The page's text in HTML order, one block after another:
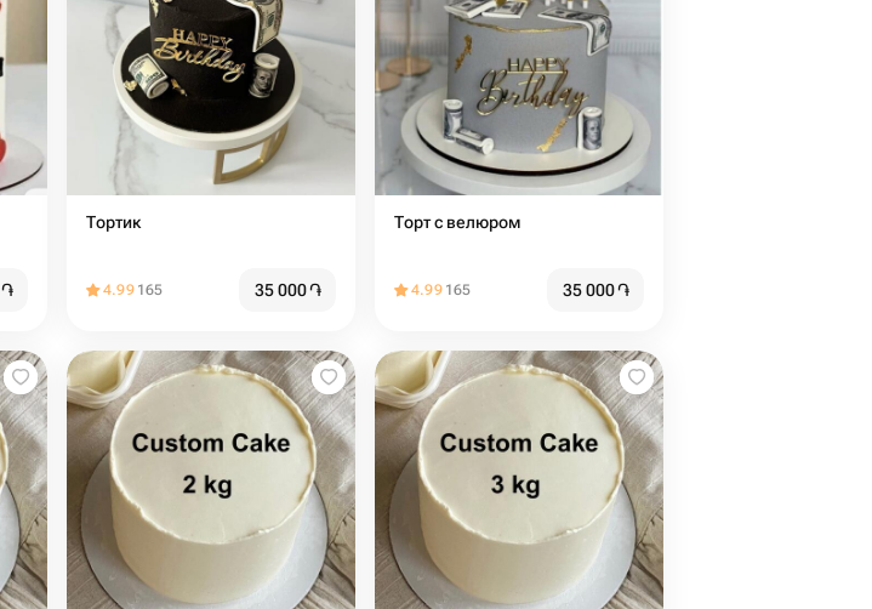
֏
Тортик
4.99 165 35 000֏
Торт с велюром
4.99 165 35 000֏